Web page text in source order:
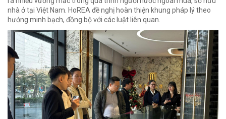
nhà ở tại Việt Nam. HoREA đề nghị hoàn thiện khung pháp lý theo
hướng minh bạch, đồng bộ với các luật liên quan.